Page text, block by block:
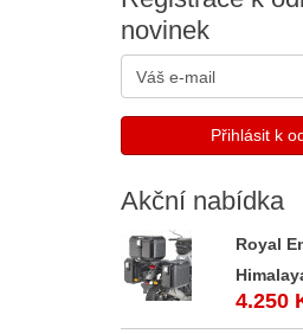
novinek
Akční nabídka
Royal
4.250